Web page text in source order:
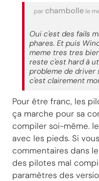
par chambolle le
Oui c'est des fails
phares. Et puis
meme tres tres
reste c'est hard à
probleme de driver
c'est clairement
Pour être franc, les
ça marche pour sa
compiler soi-même.
avec les pieds. Si
commentaires dans
des pilotes mal
paramètres des